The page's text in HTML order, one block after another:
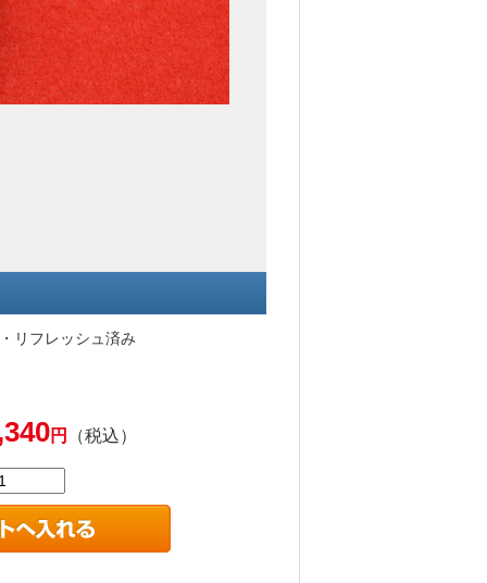
リフレッシュ済み
円 （税込）